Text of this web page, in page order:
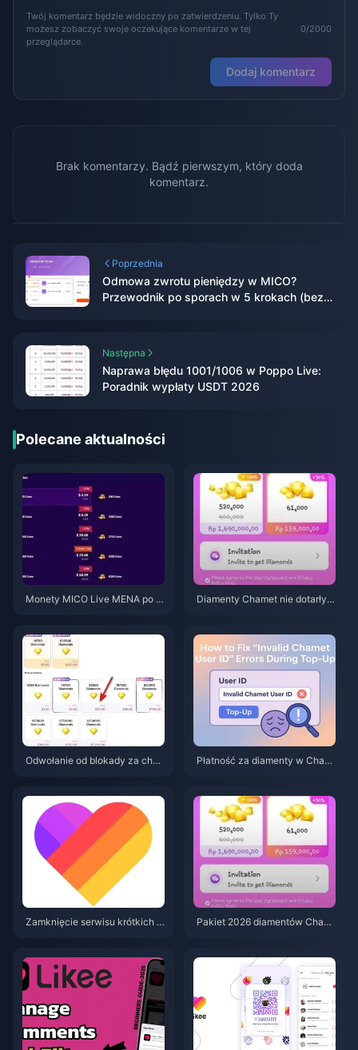
Twój komentarz będzie widoczny po zatwierdzeniu. Tylko Ty
możesz zobaczyć swoje oczekujące komentarze w tej
przeglądarce.
0/2000
Dodaj komentarz
Brak komentarzy. Bądź pierwszym, który doda
komentarz.
Poprzednia
Odmowa zwrotu pieniędzy w MICO?
Przewodnik po sporach w 5 krokach (bez
Następna
Naprawa błędu 1001/1006 w Poppo Live:
Poradnik wypłaty USDT 2026
Polecane aktualności
Monety MICO Live MENA po w
Diamenty Chamet nie dotarły p
Odwołanie od blokady za char
uteczności naprawdę wynosi
0%?
Płatność za diamenty w Cham
rwiec 2026)
Zamknięcie serwisu krótkich fil
owe i kolejne kroki
Pakiet 2026 diamentów Cham